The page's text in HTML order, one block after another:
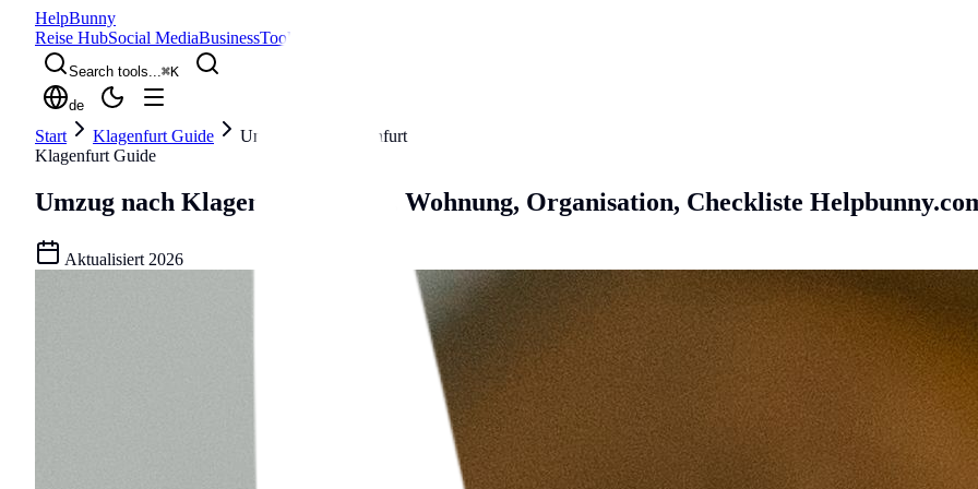
HelpBunny
Reise HubSocial MediaBusinessTools
Search tools...⌘K
de
Start Klagenfurt Guide
Umzug nach Klagenfurt
Klagenfurt Guide
Umzug nach Klagenfurt Umzug, Wohnung, Organisation, Checkliste
Aktualisiert 2026